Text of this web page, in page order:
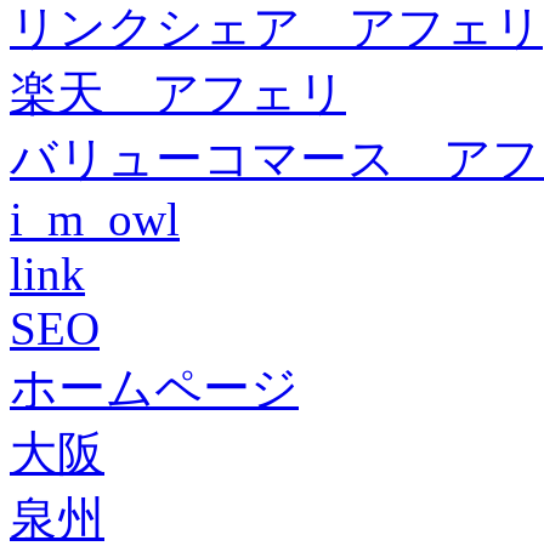
リンクシェア アフェリ
楽天 アフェリ
バリューコマース ア
i_m_owl
link
SEO
ホームページ
大阪
泉州